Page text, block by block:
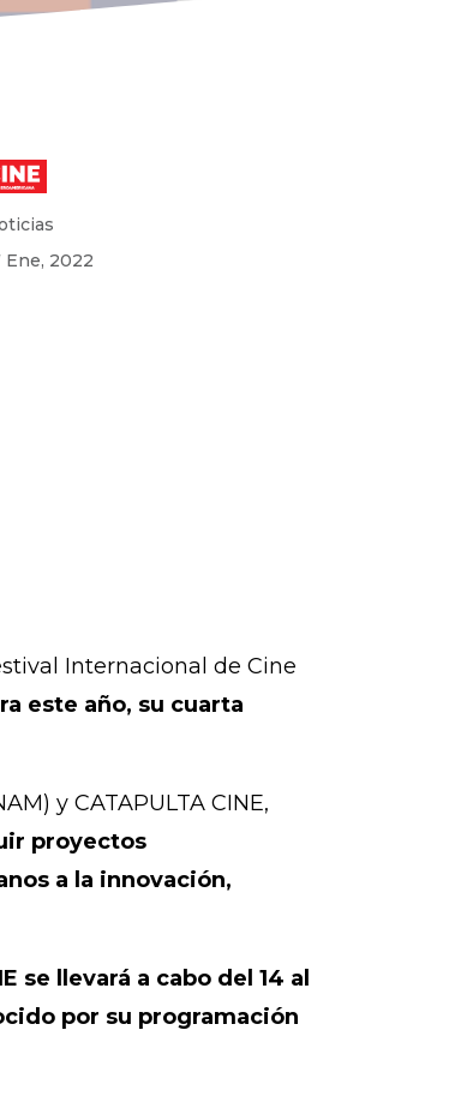
Ene, 2022
Internacional de Cine
este año, su cuarta
y CATAPULTA CINE,
proyectos
a la innovación,
se llevará a cabo del 14 al
por su programación